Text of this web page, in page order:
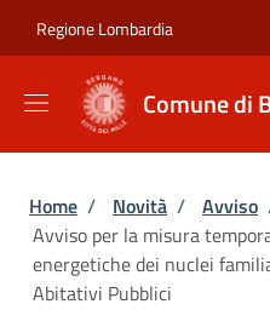
Regione Lombardia
Comune di
Briciole di
Home / Novità / Avviso
Avviso per la misura
energetiche dei nuclei
Abitativi Pubblici